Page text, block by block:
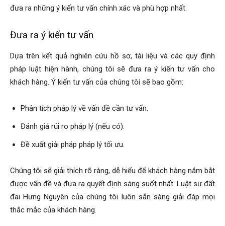
đưa ra những ý kiến tư vấn chính xác và phù hợp nhất.
Đưa ra ý kiến tư vấn
Dựa trên kết quả nghiên cứu hồ sơ, tài liệu và các quy định
pháp luật hiện hành, chúng tôi sẽ đưa ra ý kiến tư vấn cho
khách hàng. Ý kiến tư vấn của chúng tôi sẽ bao gồm:
Phân tích pháp lý về vấn đề cần tư vấn.
Đánh giá rủi ro pháp lý (nếu có).
Đề xuất giải pháp pháp lý tối ưu.
Chúng tôi sẽ giải thích rõ ràng, dễ hiểu để khách hàng nắm bắt
được vấn đề và đưa ra quyết định sáng suốt nhất. Luật sư đất
đai Hưng Nguyên của chúng tôi luôn sẵn sàng giải đáp mọi
thắc mắc của khách hàng.